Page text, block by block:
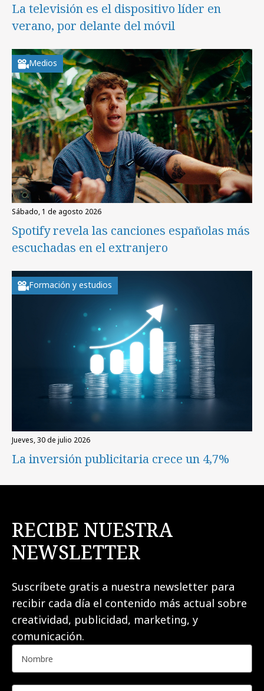
La televisión es el dispositivo líder en
verano, por delante del móvil
Medios
sábado, 1 de agosto 2026
Spotify revela las canciones españolas más
escuchadas en el extranjero
Formación y estudios
jueves, 30 de julio 2026
La inversión publicitaria crece un 4,7%
RECIBE NUESTRA
NEWSLETTER
Suscríbete gratis a nuestra newsletter para
recibir cada día el contenido más actual sobre
creatividad, publicidad, marketing, y
comunicación.